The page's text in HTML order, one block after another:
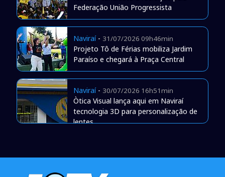
Federação União Progressista
Naviraí- 31/07/2026 09h46min
Projeto Tô de Férias mobiliza Jardim
Paraíso e chegará à Praça Central
Naviraí- 30/07/2026 16h51min
Òtica Visual lança aqui em Naviraí
tecnologia 3D para personalização de
lentes